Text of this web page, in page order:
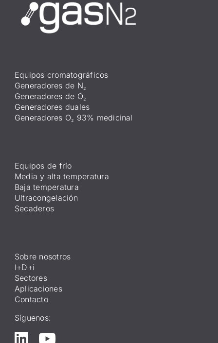
Equipos cromatográficos
Generadores de N₂
Generadores de O₂
Generadores duales
Generadores O₂ 93% medicinal
Equipos de frío
Media y alta temperatura
Baja temperatura
Ultracongelación
Secaderos
Sobre nosotros
I+D+i
Sectores
Aplicaciones
Contacto
Síguenos: